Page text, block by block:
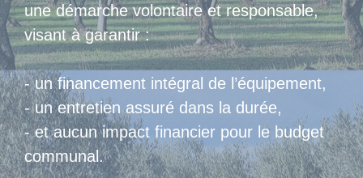
une démarche volontaire et responsable,
visant à garantir :
- un financement intégral de l’équipement,
- un entretien assuré dans la durée,
- et aucun impact financier pour le budget
communal.